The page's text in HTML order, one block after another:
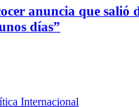
anuncia que salió
días”
Internacional